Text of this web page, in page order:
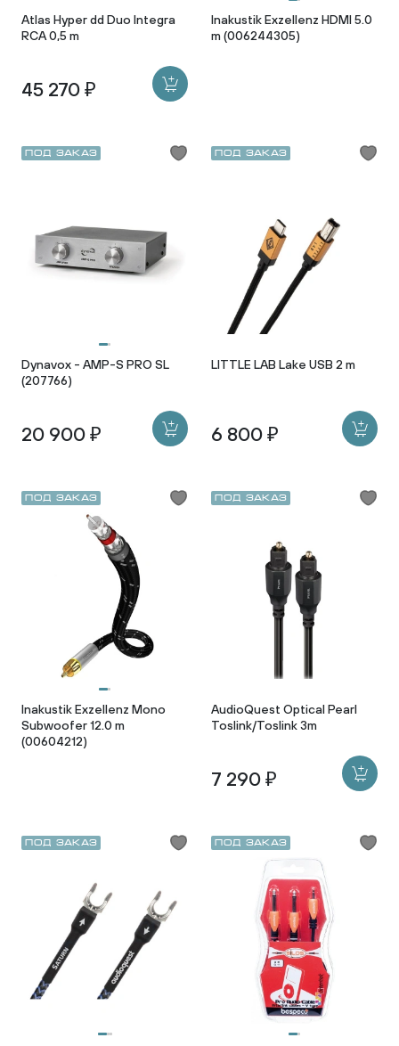
Atlas Hyper dd Duo Integra
RCA 0,5 m
45 270 ₽
Inakustik Exzellenz HDMI 5.0
m (006244305)
Под заказ
Dynavox - AMP-S PRO SL
(207766)
20 900 ₽
Под заказ
LITTLE LAB Lake USB 2 m
6 800 ₽
Под заказ
Inakustik Exzellenz Mono
Subwoofer 12.0 m
(00604212)
Под заказ
AudioQuest Optical Pearl
Toslink/Toslink 3m
7 290 ₽
Под заказ Под заказ